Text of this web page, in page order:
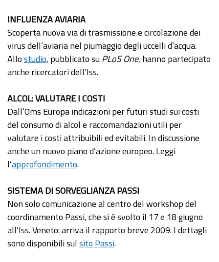
INFLUENZA AVIARIA
Scoperta nuova via di trasmissione e circolazione dei
virus dell’aviaria nel piumaggio degli uccelli d’acqua.
Allostudio, pubblicato suPLoS One, hanno partecipato
anche ricercatori dell’Iss.
ALCOL: VALUTARE I COSTI
Dall’Oms Europa indicazioni per futuri studi sui costi
del consumo di alcol e raccomandazioni utili per
valutare i costi attribuibili ed evitabili. In discussione
anche un nuovo piano d’azione europeo. Leggi
l’approfondimento.
SISTEMA DI SORVEGLIANZA PASSI
Non solo comunicazione al centro del workshop del
coordinamento Passi, che si è svolto il 17 e 18 giugno
all’Iss. Veneto: arriva il rapporto breve 2009. I dettagli
sono disponibili sulsito Passi.